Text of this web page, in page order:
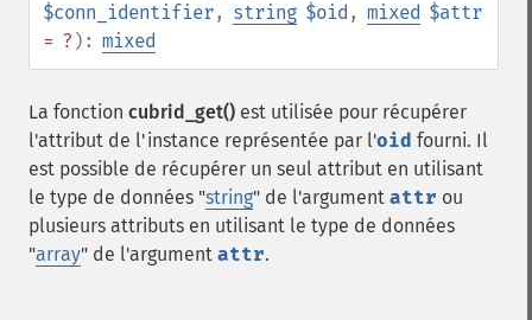
$conn_identifier, string $oid , mixed $attr
= ? ): mixed
La fonction cubrid_get() est utilisée pour récupérer
l'attribut de l'instance représentée par l'oid fourni. Il
est possible de récupérer un seul attribut en utilisant
le type de données "string" de l'argument attr ou
plusieurs attributs en utilisant le type de données
"array" de l'argument attr.